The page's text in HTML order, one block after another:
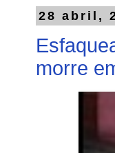
28 abril,
morre